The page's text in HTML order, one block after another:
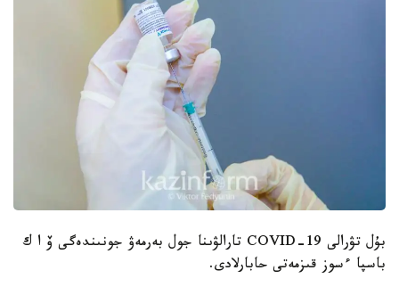
بۇل تۋرالى COVID-19 تارالۋىنا جول بەرمەۋ جونىندەگى ۆ ا ك
باسپا ءسوز قىزمەتى حابارلادى.